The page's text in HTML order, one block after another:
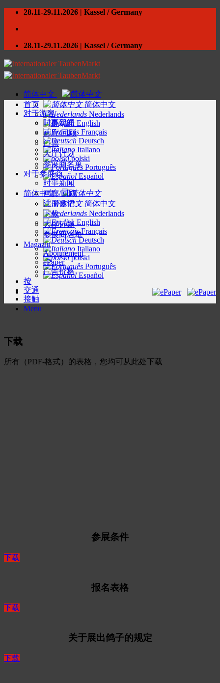
Skip
content
28.11-29.11.2026 | Kassel / Germany
28.11-29.11.2026 | Kassel / Germany
简体中文
简体中文
Nederlands
English
Français
Deutsch
Italiano
polski
Português
Español
简体中文
简体中文
Nederlands
English
Français
Deutsch
Italiano
polski
Português
Español
Menu
首页
对于游客
时事新闻
画廊/回顾
门票
大厅计划
参展商名单
对于参展商
时事新闻
画廊/回顾
注册登记
下载
大厅计划
参展商名单
Magazin
Abonnement
ePaper
广告价格
按
交通
接触
下载
所有（PDF-格式）的表格，您均可从此处下载
参展条件
下载
报名表格
下载
关于展出鸽子的规定
下载